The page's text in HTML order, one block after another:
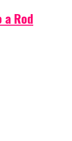
Rod